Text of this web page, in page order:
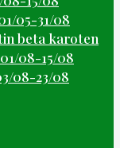
05-31/08
beta karoten
08-15/08
08-23/08